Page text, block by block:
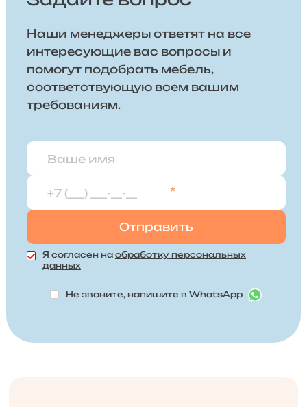
Наши менеджеры ответят на все
интересующие вас вопросы и
помогут подобрать мебель,
соответствующую всем вашим
требованиям.
*
Я согласен на обработку персональных
данных
Не звоните, напишите в WhatsApp